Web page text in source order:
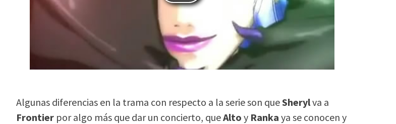
Algunas diferencias en la trama con respecto a la serie son queSherylva a
Frontier por algo más que dar un concierto, queAlto y Ranka ya se conocen y